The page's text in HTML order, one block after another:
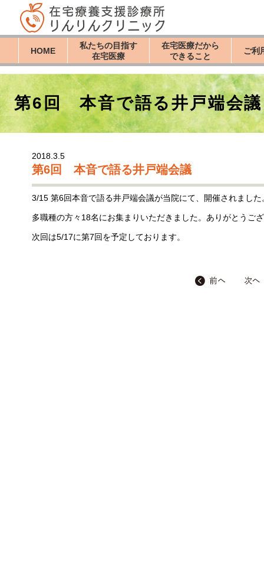
HOME
私たちの目指す
在宅医療
在宅医療だから
できること
ご利
第6回 本音で語る井戸端会議
2018.3.5
第6回 本音で語る井戸端会議
3/15 第6回本音で語る井戸端会議が当院にて、開催されました
多職種の方々18名にお集まりいただきました。ありがとうご
次回は5/17に第7回を予定しております。